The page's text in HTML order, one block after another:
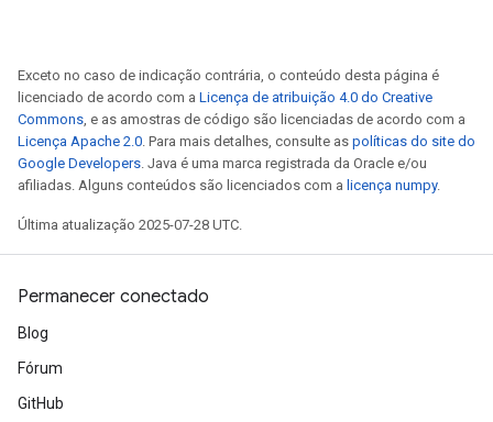
Exceto no caso de indicação contrária, o conteúdo desta página é
licenciado de acordo com a Licença de atribuição 4.0 do Creative
Commons, e as amostras de código são licenciadas de acordo com a
Licença Apache 2.0. Para mais detalhes, consulte as políticas do site do
Google Developers. Java é uma marca registrada da Oracle e/ou
afiliadas. Alguns conteúdos são licenciados com a licença numpy.
Última atualização 2025-07-28 UTC.
Permanecer conectado
Blog
Fórum
GitHub